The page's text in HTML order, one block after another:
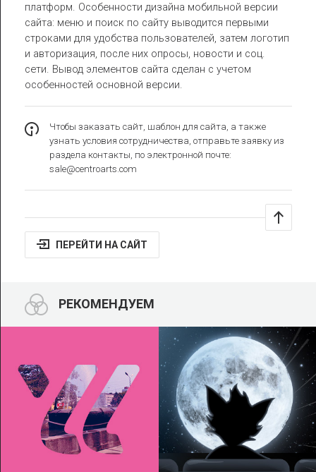
платформ. Особенности дизайна мобильной версии
сайта: меню и поиск по сайту выводится первыми
строками для удобства пользователей, затем логотип
и авторизация, после них опросы, новости и соц.
сети. Вывод элементов сайта сделан с учетом
особенностей основной версии.
Чтобы заказать сайт, шаблон для сайта, а также
узнать условия сотрудничества, отправьте заявку из
раздела контакты, по электронной почте:
sale@centroarts.com
ПЕРЕЙТИ НА САЙТ
РЕКОМЕНДУЕМ